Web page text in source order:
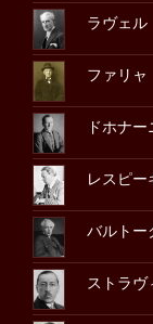
ラヴェル
ファリャ
ドホナー
レスピー
バルトー
ストラヴ